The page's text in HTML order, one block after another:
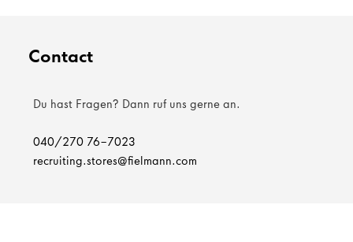
Contact
Du hast Fragen? Dann ruf uns gerne an.
040/270 76-7023
recruiting.stores@fielmann.com